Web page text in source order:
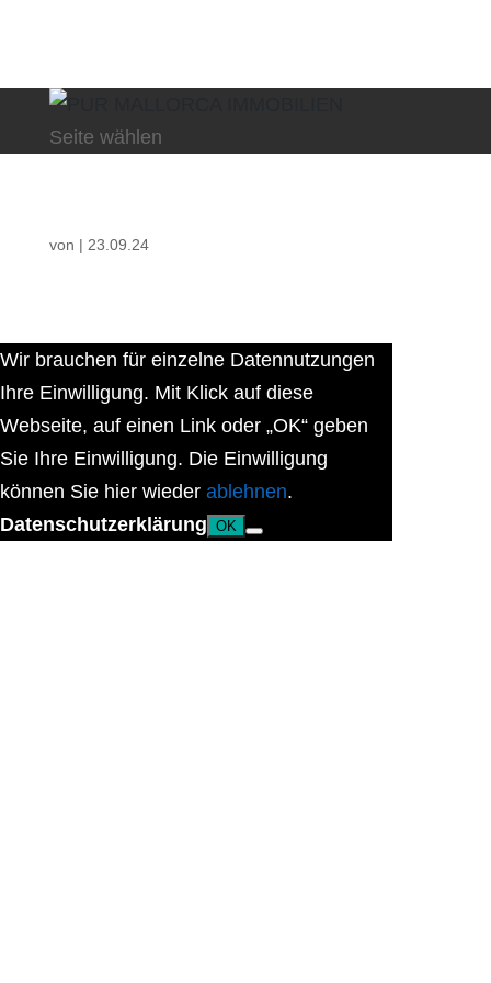
Seite wählen
von | 23.09.24
Wir brauchen für einzelne Datennutzungen
Ihre Einwilligung. Mit Klick auf diese
Webseite, auf einen Link oder „OK“ geben
Sie Ihre Einwilligung. Die Einwilligung
können Sie hier wieder ablehnen.
Datenschutzerklärung OK